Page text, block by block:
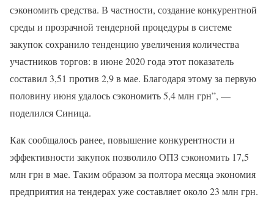
сэкономить средства. В частности, создание конкурентной
среды и прозрачной тендерной процедуры в системе
закупок сохранило тенденцию увеличения количества
участников торгов: в июне 2020 года этот показатель
составил 3,51 против 2,9 в мае. Благодаря этому за первую
половину июня удалось сэкономить 5,4 млн грн”, —
поделился Синица.
Как сообщалось ранее, повышение конкурентности и
эффективности закупок позволило ОПЗ сэкономить 17,5
млн грн в мае. Таким образом за полтора месяца экономия
предприятия на тендерах уже составляет около 23 млн грн.